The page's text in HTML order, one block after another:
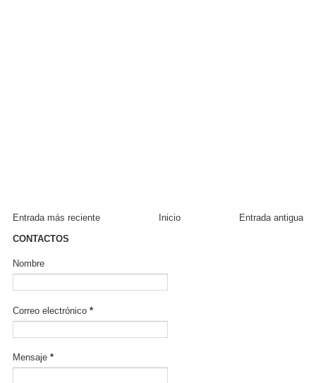
Entrada más reciente Entrada antigua
Inicio
CONTACTOS
Nombre
Correo electrónico *
Mensaje *